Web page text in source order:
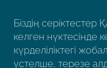
Біздің серіктестер
келген нүктесінде
күрделіліктегі
үстелше, терезе